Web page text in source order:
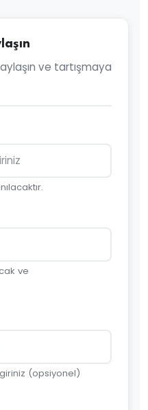
ve tartışmaya
ve
(opsiyonel)